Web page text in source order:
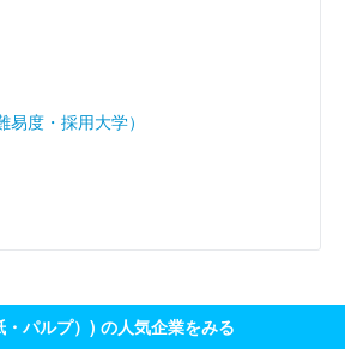
度・採用大学）
パルプ）) の人気企業をみる